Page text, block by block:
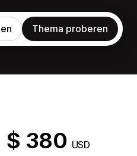
Thema proberen
$ 380 USD